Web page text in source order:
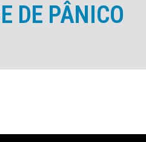
DE PÂNICO